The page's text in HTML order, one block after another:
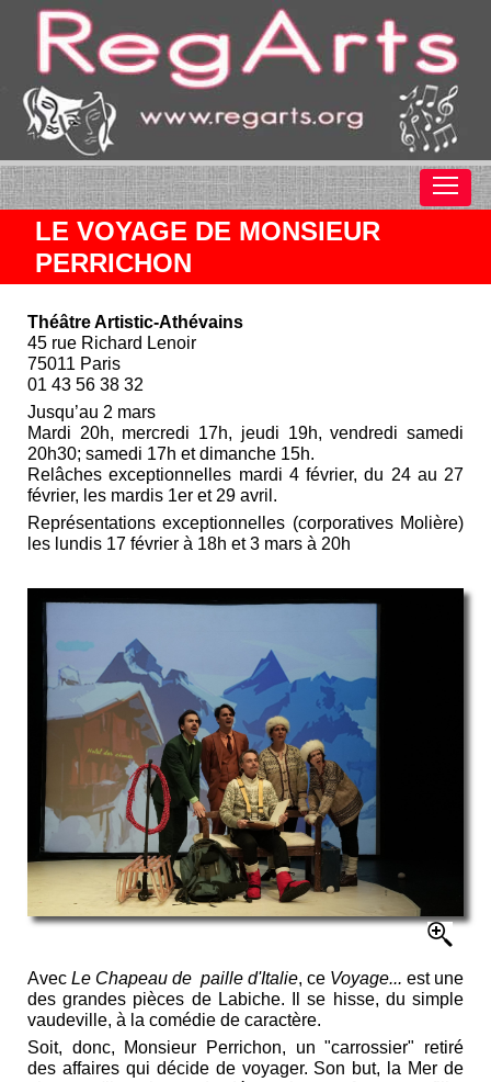
LE VOYAGE DE MONSIEUR
PERRICHON
Théâtre Artistic-Athévains
45 rue Richard Lenoir
75011 Paris
01 43 56 38 32
Jusqu’au 2 mars
Mardi 20h, mercredi 17h, jeudi 19h, vendredi samedi
20h30; samedi 17h et dimanche 15h.
Relâches exceptionnelles mardi 4 février, du 24 au 27
février, les mardis 1er et 29 avril.
Représentations exceptionnelles (corporatives Molière)
les lundis 17 février à 18h et 3 mars à 20h
Avec Le Chapeau de paille d'Italie, ce Voyage... est une
des grandes pièces de Labiche. Il se hisse, du simple
vaudeville, à la comédie de caractère.
Soit, donc, Monsieur Perrichon, un "carrossier" retiré
des affaires qui décide de voyager. Son but, la Mer de